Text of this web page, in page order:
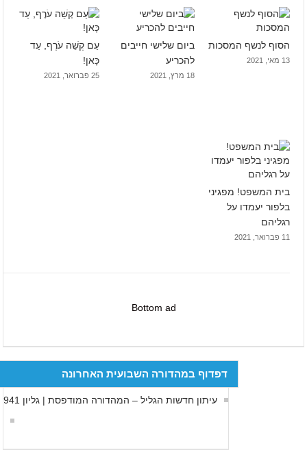
הסוף לנשף המסכות
13 מאי, 2021
ביום שלישי חייבים
להכריע
18 מרץ, 2021
עַם קְשֵׁה עֹרֶף, עַד
כָּאן!
25 פברואר, 2021
בית המשפט! מפגיני
בלפור יעמדו על
רגליהם
11 פברואר, 2021
Bottom ad
דפדוף במהדורה השבועית האחרונה
עיתון חדשות הגליל – המהדורה המודפסת | גליון 941